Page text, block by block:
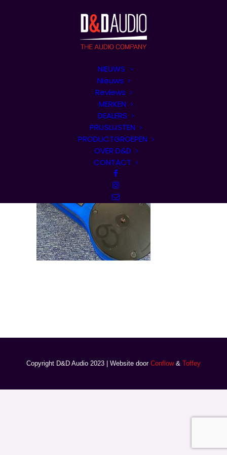
NIEUWS
Nieuws
Reviews
MERKEN
DEALERS
PRIJSLIJSTEN
PRODUCTGROEPEN
OVER D&D
CONTACT
Copyright D&D Audio 2023 | Website door Conflow& Toffey